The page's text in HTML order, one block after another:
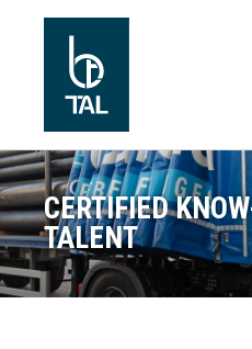
CERTIFIED
TALENT